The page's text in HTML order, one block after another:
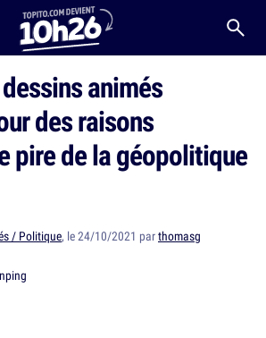
animés
des raisons
pire de la géopolitique
/ Politique, le 24/10/2021 parthomasg